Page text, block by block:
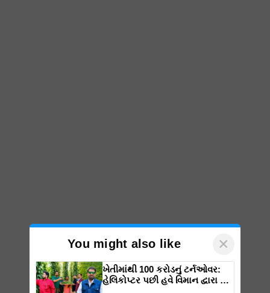
You might also like ×
ખેતીમાંથી 100 કરોડનું ટર્નઓવર:
હેલિકોપ્ટર પછી હવે વિમાન દ્વારા કૃષિ